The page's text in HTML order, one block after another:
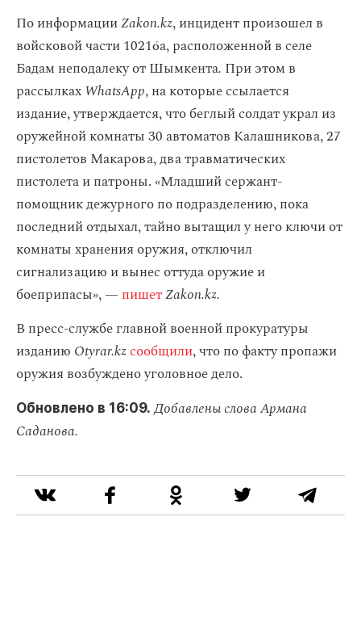
По информацииZakon.kz, инцидент произошел в
войсковойчасти 10216а, расположенной в селе
Бадам неподалеку от Шымкента. При этом в
рассылкахWhatsApp, на которые ссылается
издание,утверждается, что беглый солдат украл из
оружейной комнаты 30 автоматов Калашникова, 27
пистолетов Макарова, два травматических
пистолета и патроны. «Младший сержант-
помощник дежурного по подразделению, пока
последний отдыхал, тайно вытащил у него ключи от
комнаты хранения оружия, отключил
сигнализацию и вынес оттуда оружие и
боеприпасы», —пишетZakon.kz.
В пресс-службе главной военной прокуратуры
изданию Otyrar.kzсообщили, что по факту пропажи
оружия возбуждено уголовное дело.
Обновлено в 16:09. Добавлены слова Армана
Саданова.